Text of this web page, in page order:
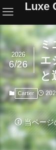
Luxe
ミ
エ
と
2026
6/26
Cartier
当ページ